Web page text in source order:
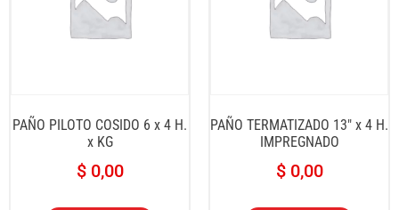
PAÑO PILOTO COSIDO 6 x 4 H.
x KG
$0,00
PAÑO TERMATIZADO 13″ x 4 H.
IMPREGNADO
$0,00